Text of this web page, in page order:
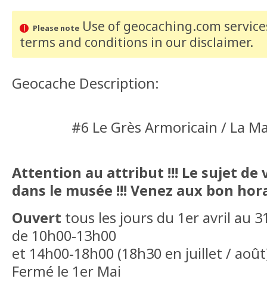
Please noteUse of geocaching.com
terms and conditions in our disclaimer.
Geocache Description:
#6 Le Grès Armoricain / La
Attention au attribut !!! Le sujet de
dans le musée !!! Venez aux bon
Ouvert tous les jours du 1er avril au
de 10h00-13h00
et 14h00-18h00 (18h30 en juillet /
Fermé le 1er Mai